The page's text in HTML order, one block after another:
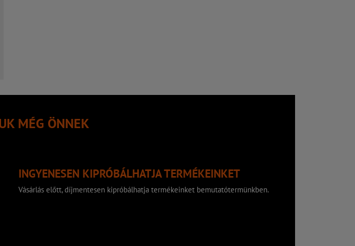
MÉG ÖNNEK
INGYENESEN KIPRÓBÁLHATJA TERMÉKEINKET
Vásárlás előtt, díjmentesen kipróbálhatja termékeinket bemutatótermünkben.